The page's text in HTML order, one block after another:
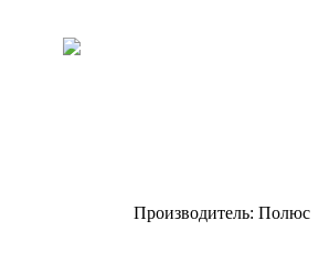
Производитель: Полюс